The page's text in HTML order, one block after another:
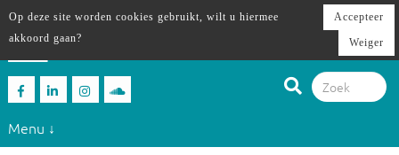
Menu ↓
Op deze site worden cookies gebruikt, wilt u hiermee
akkoord gaan?
Accepteer
Weiger